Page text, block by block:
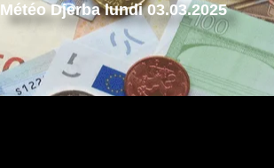
Météo Djerba lundi 03.03.2025